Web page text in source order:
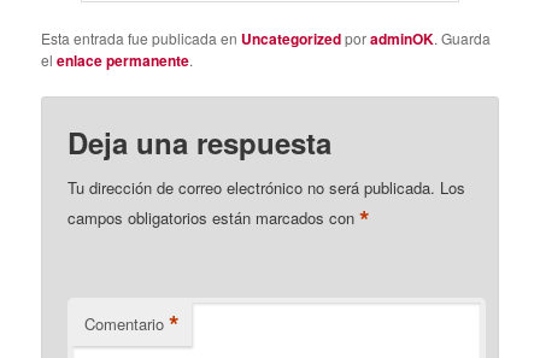
Esta entrada fue publicada en UncategorizedporadminOK. Guarda
elenlace permanente.
Deja una respuesta
Tu dirección de correo electrónico no será publicada. Los
campos obligatorios están marcados con*
Comentario *